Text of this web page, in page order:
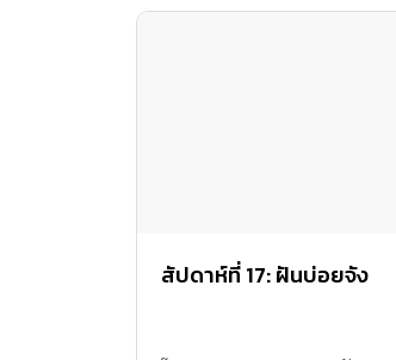
สัปดาห์ที่ 17: ฝันบ่อยจัง